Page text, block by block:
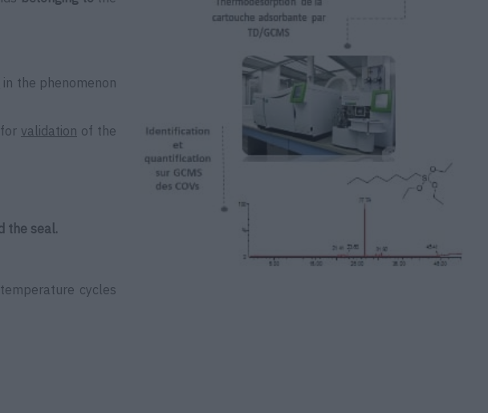
in the phenomenon
validation of the
the seal.
cycles